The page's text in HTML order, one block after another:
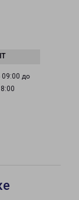
09:00 до